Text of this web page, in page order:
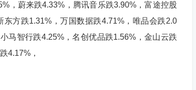
，蔚来跌4.33%，腾讯音乐跌3.90%，富途控股
方跌1.31%，万国数据跌4.71%，唯品会跌2.0
马智行跌4.25%，名创优品跌1.56%，金山云跌
4.17%，